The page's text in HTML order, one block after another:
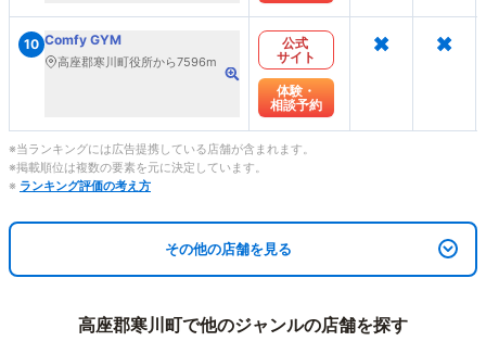
10 Comfy GYM
高座郡寒川町役所から7596m
公式
サイト
体験・
相談予約
× ×
※当ランキングには広告提携している店舗が含まれます。
※掲載順位は複数の要素を元に決定しています。
※ ランキング評価の考え方
その他の店舗を見る
高座郡寒川町で他のジャンルの店舗を探す